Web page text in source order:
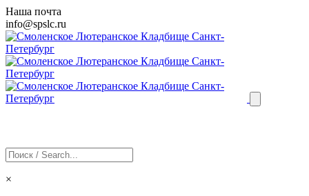
Наша почта
info@spslc.ru
×